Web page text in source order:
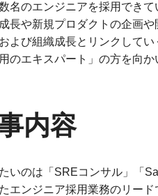
名のエンジニアを採用でき
長や新規プロダクトの企画
よび組織成長とリンクして
のエキスパート」の方を向か
内容
いのは「SREコンサル」「
エンジニア採用業務のリード